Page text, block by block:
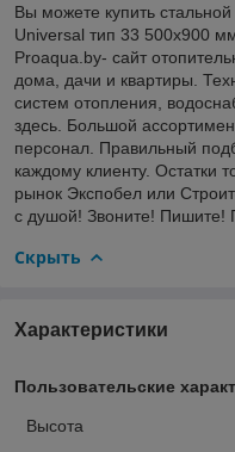
Вы можете купить
Universal тип 33 500x900
Proaqua.by- сайт
дома, дачи и квартиры.
систем отопления,
здесь. Большой
персонал. Правильный
каждому клиенту. Остатки
рынок Экспобел или
с душой! Звоните! Пишите!
Скрыть
Характеристики
Пользовательские
Высота